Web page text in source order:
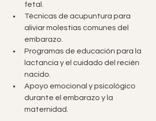
fetal.
Técnicas de acupuntura para
aliviar molestias comunes del
embarazo.
Programas de educación para la
lactancia y el cuidado del recién
nacido.
Apoyo emocional y psicológico
durante el embarazo y la
maternidad.